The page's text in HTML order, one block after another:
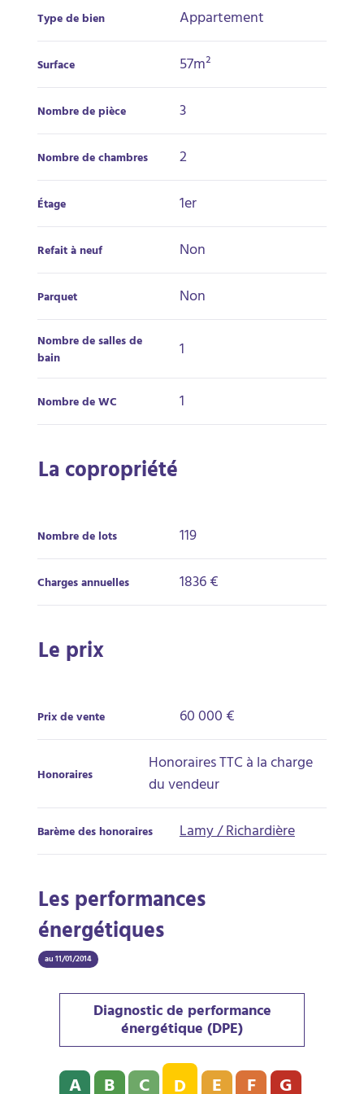
Type de bien Appartement
Surface 57m²
Nombre de pièce 3
Nombre de chambres 2
Étage 1er
Refait à neuf Non
Parquet Non
Nombre de salles de
bain 1
Nombre de WC 1
La copropriété
Nombre de lots 119
Charges annuelles 1836 €
Le prix
Prix de vente 60 000 €
Honoraires Honoraires TTC à la charge
du vendeur
Barème des honoraires Lamy / Richardière
Les performances
énergétiques
au 11/01/2014
Diagnostic de performance
énergétique (DPE)
Diagnostic de performance énergétique (DPE) : D -
A B C E F G